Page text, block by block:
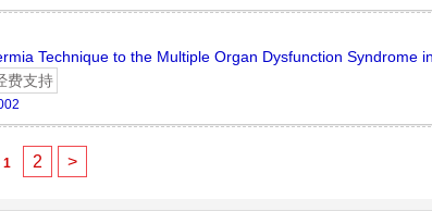
Technique to the Multiple Organ Dysfunction Syndrome
费支持
1 2 >